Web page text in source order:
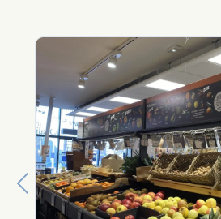
Previous